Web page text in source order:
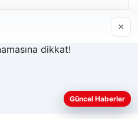
daha iyi anlayabilmek,
geliştirmek amacıyla çerezler
×
Güncel Haberler